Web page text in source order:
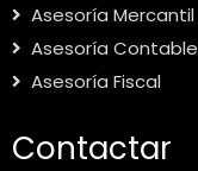
Asesoría Mercantil
Asesoría Contable
Asesoría Fiscal
Contactar